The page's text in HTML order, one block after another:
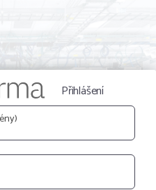
Přihlášení